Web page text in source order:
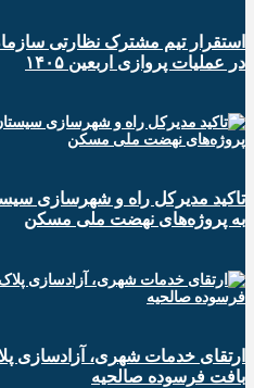
استقرار تیم مشترک نظارتی
در عملیات پروازی اربعین ۱۴۰۵
تاکید مدیرکل راه و شهرسازی
به پروژه‌های نهضت ملی مسکن
ارتقای خدمات شهری، آزادسازی
بافت فرسوده صالحیه